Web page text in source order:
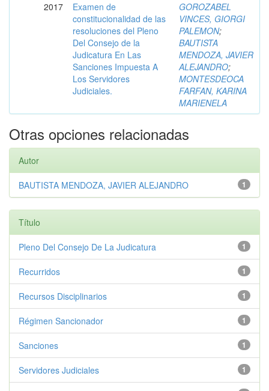
2017
Examen de
constitucionalidad de las
resoluciones del Pleno
Del Consejo de la
Judicatura En Las
Sanciones Impuesta A
Los Servidores
Judiciales.
GOROZABEL
VINCES, GIORGI
PALEMON;
BAUTISTA
MENDOZA, JAVIER
ALEJANDRO;
MONTESDEOCA
FARFAN, KARINA
MARIENELA
Otras opciones relacionadas
Autor
1
BAUTISTA MENDOZA, JAVIER ALEJANDRO
Título
1
Pleno Del Consejo De La Judicatura
1
Recurridos
1
Recursos Disciplinarios
1
Régimen Sancionador
1
Sanciones
1
Servidores Judiciales